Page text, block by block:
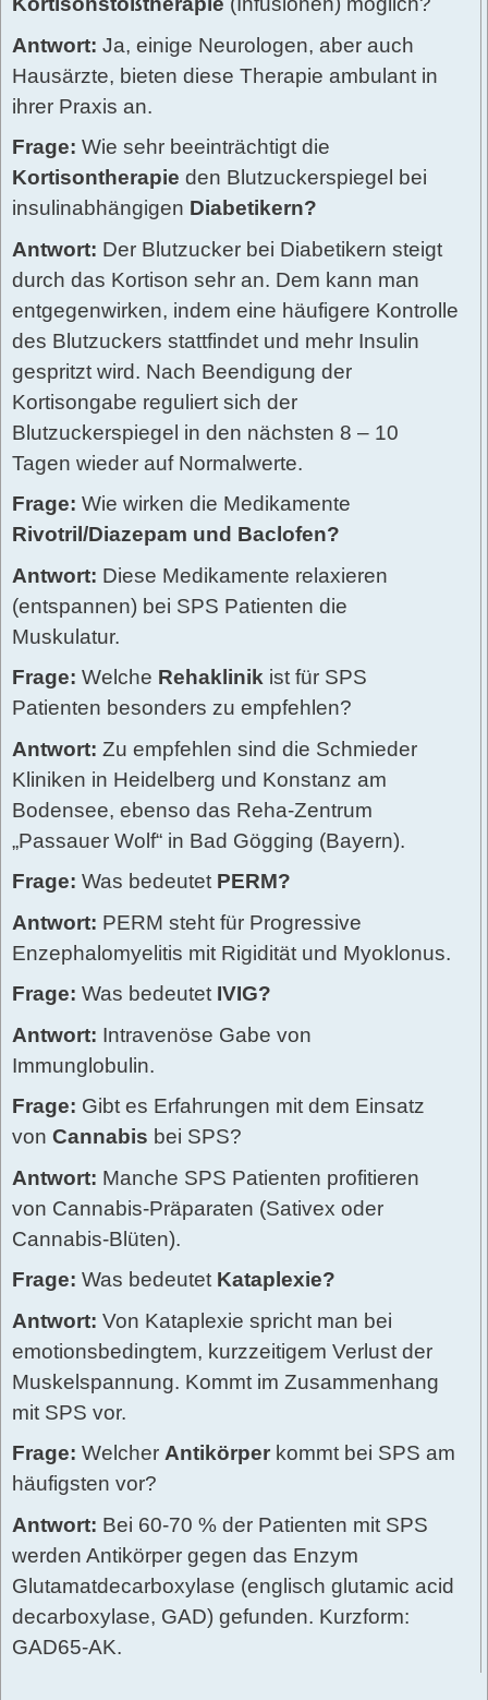
Antwort: Ja, einige Neurologen, aber auch
Hausärzte, bieten diese Therapie ambulant in
ihrer Praxis an.
Frage: Wie sehr beeinträchtigt die
Kortisontherapie den Blutzuckerspiegel bei
insulinabhängigen Diabetikern?
Antwort: Der Blutzucker bei Diabetikern steigt
durch das Kortison sehr an. Dem kann man
entgegenwirken, indem eine häufigere Kontrolle
des Blutzuckers stattfindet und mehr Insulin
gespritzt wird. Nach Beendigung der
Kortisongabe reguliert sich der
Blutzuckerspiegel in den nächsten 8 – 10
Tagen wieder auf Normalwerte.
Frage: Wie wirken die Medikamente
Rivotril/Diazepam und Baclofen?
Antwort: Diese Medikamente relaxieren
(entspannen) bei SPS Patienten die
Muskulatur.
Frage: Welche Rehaklinik ist für SPS
Patienten besonders zu empfehlen?
Antwort: Zu empfehlen sind die Schmieder
Kliniken in Heidelberg und Konstanz am
Bodensee, ebenso das Reha-Zentrum
„Passauer Wolf“ in Bad Gögging (Bayern).
Frage: Was bedeutet PERM?
Antwort: PERM steht für Progressive
Enzephalomyelitis mit Rigidität und Myoklonus.
Frage: Was bedeutet IVIG?
Antwort: Intravenöse Gabe von
Immunglobulin.
Frage: Gibt es Erfahrungen mit dem Einsatz
von Cannabis bei SPS?
Antwort: Manche SPS Patienten profitieren
von Cannabis-Präparaten (Sativex oder
Cannabis-Blüten).
Frage: Was bedeutet Kataplexie?
Antwort: Von Kataplexie spricht man bei
emotionsbedingtem, kurzzeitigem Verlust der
Muskelspannung. Kommt im Zusammenhang
mit SPS vor.
Frage: Welcher Antikörper kommt bei SPS am
häufigsten vor?
Antwort: Bei 60-70 % der Patienten mit SPS
werden Antikörper gegen das Enzym
Glutamatdecarboxylase (englisch glutamic acid
decarboxylase, GAD) gefunden. Kurzform:
GAD65-AK.